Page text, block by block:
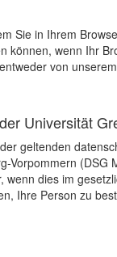
Sie in Ihrem
können, wenn Ihr
von
Universität
geltenden
Vorpommern (DSG
dies im
Ihre Person zu